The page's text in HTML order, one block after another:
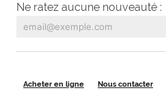
Ne ratez aucune nouveauté :
Acheter en ligne Nous contacter